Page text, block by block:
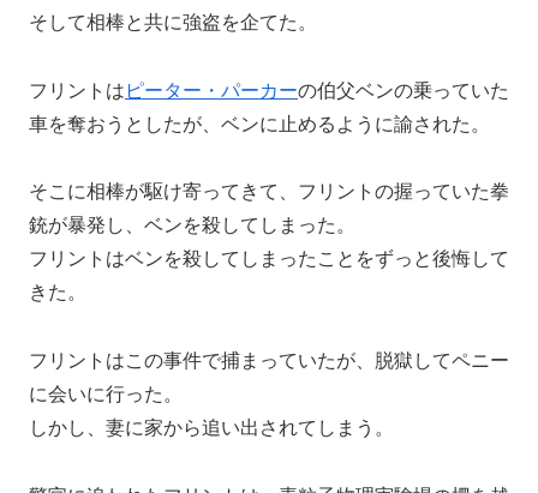
そして相棒と共に強盗を企てた。
フリントは ピーター・パーカーの伯父ベンの乗っていた
車を奪おうとしたが、ベンに止めるように諭された。
そこに相棒が駆け寄ってきて、フリントの握っていた拳
銃が暴発し、ベンを殺してしまった。
フリントはベンを殺してしまったことをずっと後悔して
きた。
フリントはこの事件で捕まっていたが、脱獄してペニー
に会いに行った。
しかし、妻に家から追い出されてしまう。